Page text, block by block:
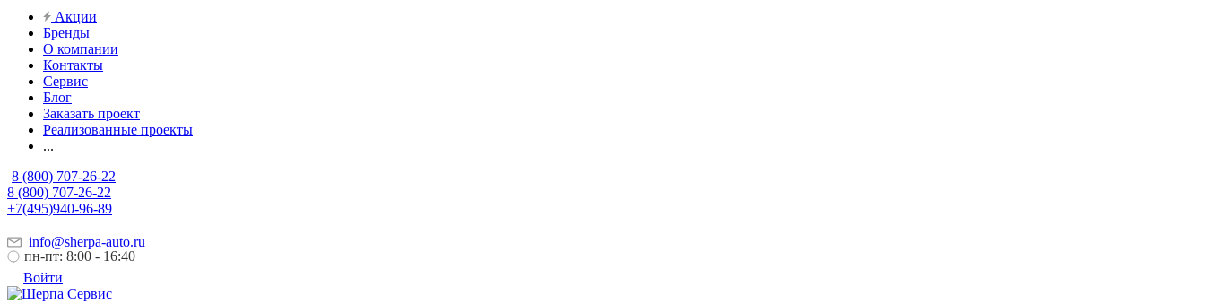
Акции
Бренды
О компании
Контакты
Сервис
Блог
Заказать проект
Реализованные проекты
...
8 (800) 707-26-22
8 (800) 707-26-22
+7(495)940-96-89
info@sherpa-auto.ru
пн-пт: 8:00 - 16:40
Войти